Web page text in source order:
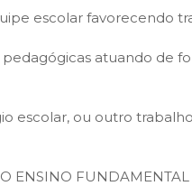
escolar favorecendo
atuando de
escolar, ou outro
ENSINO FUNDAMENTAL